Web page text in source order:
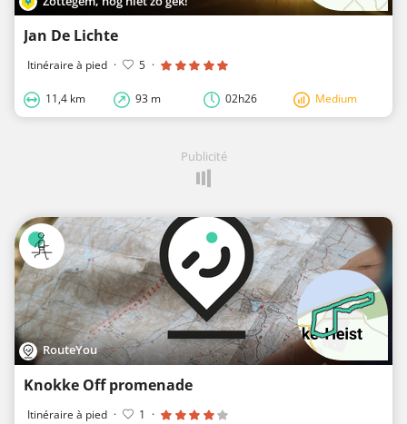
Jan De Lichte
Itinéraire à pied · 5 ·
11,4 km 93 m 02h26 Medium
Publicité
RouteYou
Knokke Off promenade
Itinéraire à pied · 1 ·